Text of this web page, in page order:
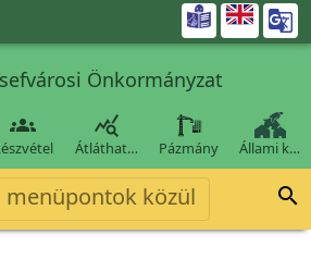

Önkormányzat
 
Átláthat… Pázmány Állami k…
menüpontok közül 